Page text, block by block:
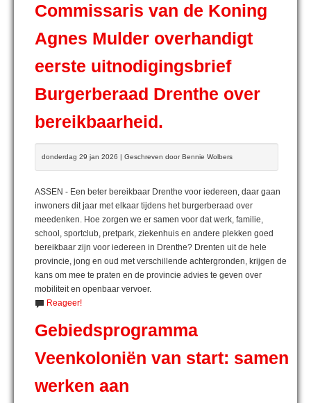
Commissaris van de Koning
Agnes Mulder overhandigt
eerste uitnodigingsbrief
Burgerberaad Drenthe over
bereikbaarheid.
donderdag 29 jan 2026 | Geschreven door Bennie Wolbers
ASSEN - Een beter bereikbaar Drenthe voor iedereen, daar gaan
inwoners dit jaar met elkaar tijdens het burgerberaad over
meedenken. Hoe zorgen we er samen voor dat werk, familie,
school, sportclub, pretpark, ziekenhuis en andere plekken goed
bereikbaar zijn voor iedereen in Drenthe? Drenten uit de hele
provincie, jong en oud met verschillende achtergronden, krijgen de
kans om mee te praten en de provincie advies te geven over
mobiliteit en openbaar vervoer.
Reageer!
Gebiedsprogramma
Veenkoloniën van start: samen
werken aan